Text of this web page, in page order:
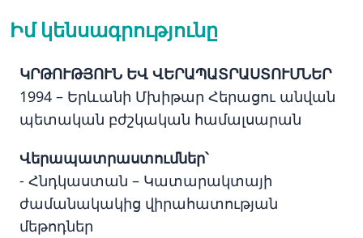
Իմ կենսագրությունը
ԿՐԹՈՒԹՅՈՒՆ ԵՎ ՎԵՐԱՊԱՏՐԱՍՏՈՒՄՆԵՐ
1994 – Երևանի Մխիթար Հերացու անվան
պետական բժշկական համալսարան
Վերապատրաստումներ՝
- Հնդկաստան – Կատարակտայի
ժամանակակից վիրահատության
մեթոդներ